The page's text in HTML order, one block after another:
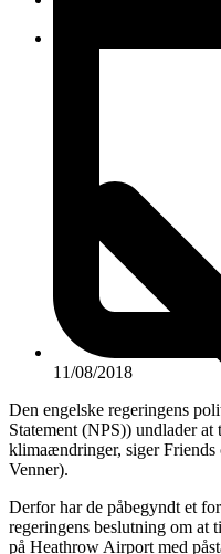
11/08/2018
Den engelske regeringens
Statement (NPS)) undlader at
klimaændringer, siger
Venner).
Derfor har de påbegyndt et
regeringens beslutning om at
på Heathrow Airport med